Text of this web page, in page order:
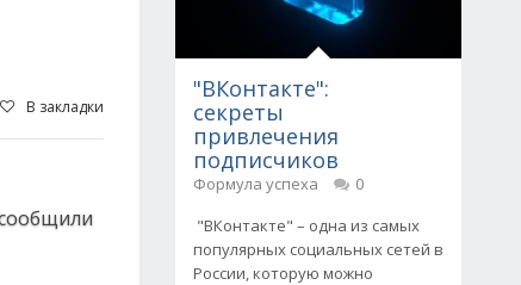
В закладки
"ВКонтакте":
секреты
привлечения
подписчиков
Формула успеха
0
"ВКонтакте" – одна из самых
популярных социальных сетей в
России, которую можно